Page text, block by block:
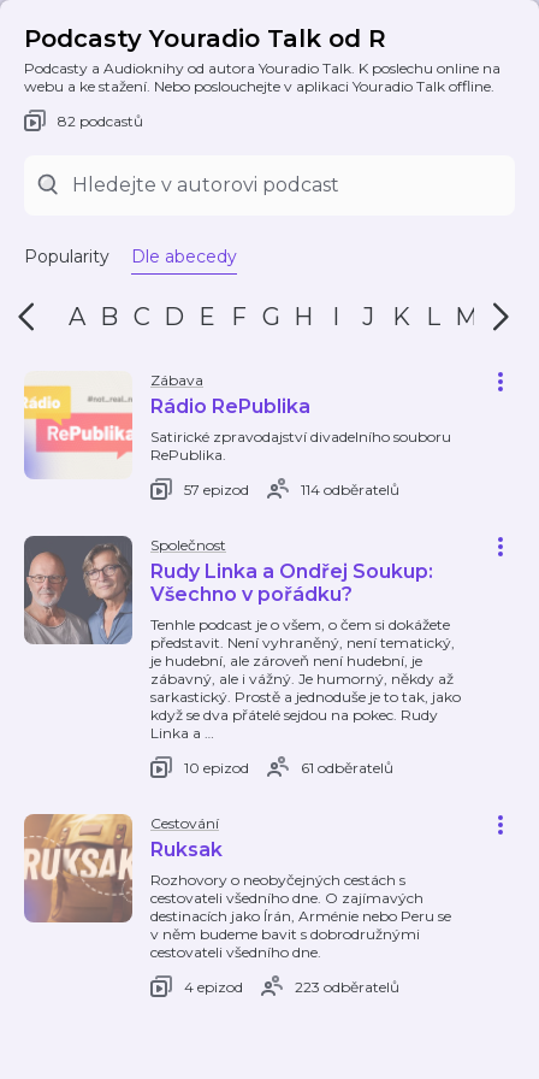
Podcasty Youradio Talk od R
Podcasty a Audioknihy od autora Youradio Talk. K poslechu online na
webu a ke stažení. Nebo poslouchejte v aplikaci Youradio Talk offline.
82 podcastů
Popularity Dle abecedy
A B C D E F G H I J K L M N
Zábava
Rádio RePublika
Satirické zpravodajství divadelního souboru
RePublika.
57 epizod
114 odběratelů
Společnost
Rudy Linka a Ondřej Soukup:
Všechno v pořádku?
Tenhle podcast je o všem, o čem si dokážete
představit. Není vyhraněný, není tematický,
je hudební, ale zároveň není hudební, je
zábavný, ale i vážný. Je humorný, někdy až
sarkastický. Prostě a jednoduše je to tak, jako
když se dva přátelé sejdou na pokec. Rudy
Linka a …
10 epizod
61 odběratelů
Cestování
Ruksak
Rozhovory o neobyčejných cestách s
cestovateli všedního dne. O zajímavých
destinacích jako Írán, Arménie nebo Peru se
v něm budeme bavit s dobrodružnými
cestovateli všedního dne.
4 epizod
223 odběratelů